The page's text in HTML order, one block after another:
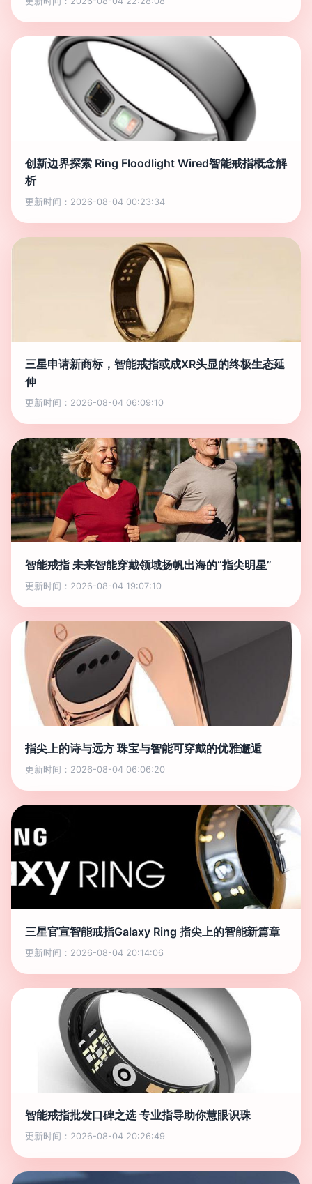
创新边界探索 Ring Floodlight Wired智能戒指概念解
析
更新时间：2026-08-04 00:23:34
三星申请新商标，智能戒指或成XR头显的终极生态延
伸
更新时间：2026-08-04 06:09:10
智能戒指 未来智能穿戴领域扬帆出海的“指尖明星”
更新时间：2026-08-04 19:07:10
指尖上的诗与远方 珠宝与智能可穿戴的优雅邂逅
更新时间：2026-08-04 06:06:20
三星官宣智能戒指Galaxy Ring 指尖上的智能新篇章
更新时间：2026-08-04 20:14:06
智能戒指批发口碑之选 专业指导助你慧眼识珠
更新时间：2026-08-04 20:26:49